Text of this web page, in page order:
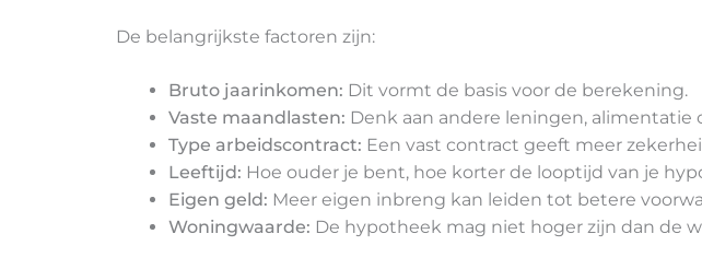
De belangrijkste factoren zijn:
Bruto jaarinkomen: Dit vormt de basis voor de berekening.
Vaste maandlasten: Denk aan andere leningen, alimentatie
Type arbeidscontract: Een vast contract geeft meer
Leeftijd: Hoe ouder je bent, hoe korter de looptijd van je
Eigen geld: Meer eigen inbreng kan leiden tot betere
Woningwaarde: De hypotheek mag niet hoger zijn dan de